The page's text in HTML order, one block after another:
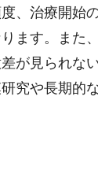
、治療開始
ます。また
が見られな
究や長期的